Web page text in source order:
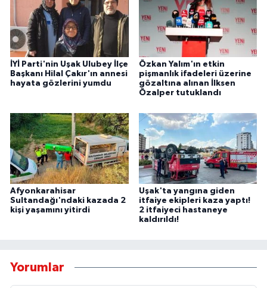
İYİ Parti'nin Uşak Ulubey İlçe
Başkanı Hilal Çakır'ın annesi
hayata gözlerini yumdu
Özkan Yalım'ın etkin
pişmanlık ifadeleri üzerine
gözaltına alınan İlksen
Özalper tutuklandı
Afyonkarahisar
Sultandağı'ndaki kazada 2
kişi yaşamını yitirdi
Uşak'ta yangına giden
itfaiye ekipleri kaza yaptı!
2 itfaiyeci hastaneye
kaldırıldı!
Yorumlar